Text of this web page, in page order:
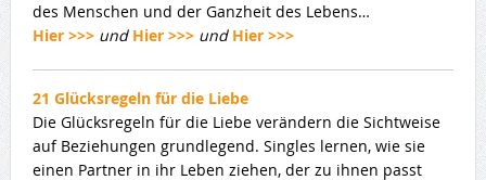
des Menschen und der Ganzheit des Lebens…
Hier >>> und Hier >>> und Hier >>>
21 Glücksregeln für die Liebe
Die Glücksregeln für die Liebe verändern die Sichtweise
auf Beziehungen grundlegend. Singles lernen, wie sie
einen Partner in ihr Leben ziehen, der zu ihnen passt